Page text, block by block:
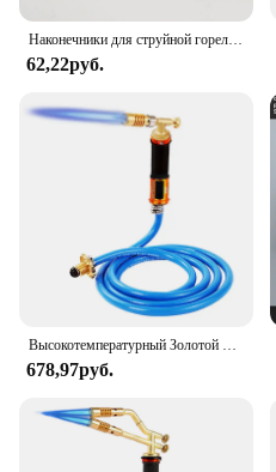
Наконечники для струйной горелки из латуни, пропана, природного газа премиум-класса, 12, 20 и 32 наконечников
62,22руб.
Высокотемпературный Золотой Серебряный плавильный фонарь с газовым шлангом 2,5 м, ручной медный алюминиевый Железный сварочный фонарь, огнемет сжиженного нефтяного газа
678,97руб.